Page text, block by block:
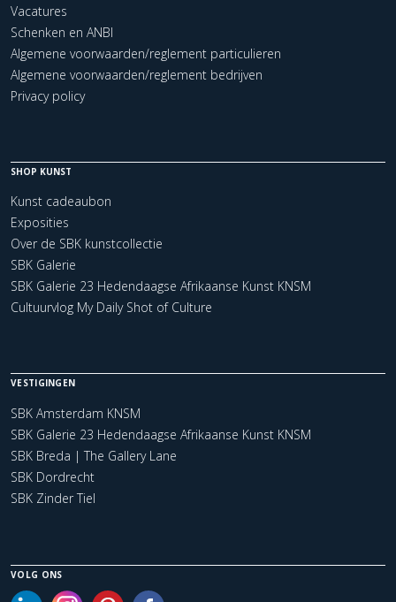
Vacatures
Schenken en ANBI
Algemene voorwaarden/reglement particulieren
Algemene voorwaarden/reglement bedrijven
Privacy policy
SHOP KUNST
Kunst cadeaubon
Exposities
Over de SBK kunstcollectie
SBK Galerie
SBK Galerie 23 Hedendaagse Afrikaanse Kunst KNSM
Cultuurvlog My Daily Shot of Culture
VESTIGINGEN
SBK Amsterdam KNSM
SBK Galerie 23 Hedendaagse Afrikaanse Kunst KNSM
SBK Breda | The Gallery Lane
SBK Dordrecht
SBK Zinder Tiel
VOLG ONS